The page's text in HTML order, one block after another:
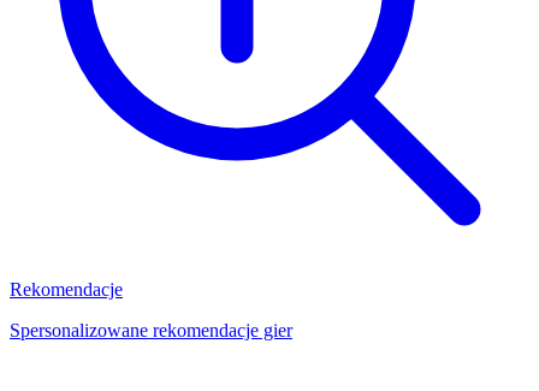
Rekomendacje
Spersonalizowane rekomendacje gier